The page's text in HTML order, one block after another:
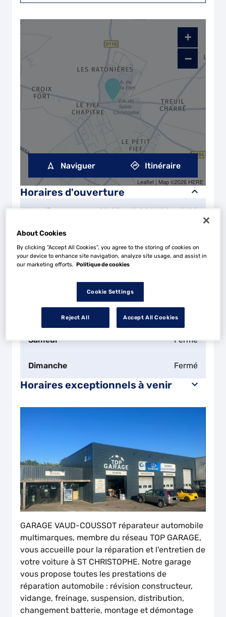
Horaires d'ouverture
Lundi 08:00 - 12:0014:00 - 19:00
Mardi
Mercredi 08:00 - 12:00 14:00 - 19:00
08:00 - 12:00
Vendredi 08:00 - 12:0014:00 - 19:00
Samedi Fermé
Dimanche Fermé
Horaires exceptionnels à venir
+
−
Leaflet | Map ©2026 HERE
Naviguer Itinéraire
GARAGE VAUD-COUSSOT réparateur automobile
multimarques, membre du réseau TOP GARAGE,
vous accueille pour la réparation et l'entretien de
votre voiture à ST CHRISTOPHE. Notre garage
vous propose toutes les prestations de
réparation automobile : révision constructeur,
vidange, freinage, suspension, distribution,
changement batterie, montage et démontage
About Cookies
By clicking “Accept All Cookies”, you agree to the storing of cookies on
your device to enhance site navigation, analyze site usage, and assist in
our marketing efforts. Politique de cookies
Cookie Settings
Reject All Accept All Cookies